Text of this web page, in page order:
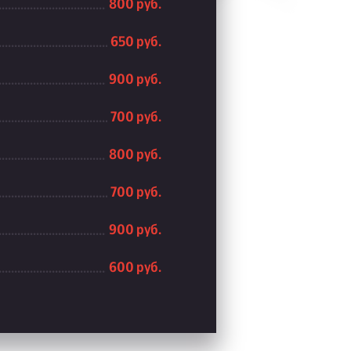
800 руб.
650 руб.
900 руб.
700 руб.
800 руб.
700 руб.
900 руб.
600 руб.